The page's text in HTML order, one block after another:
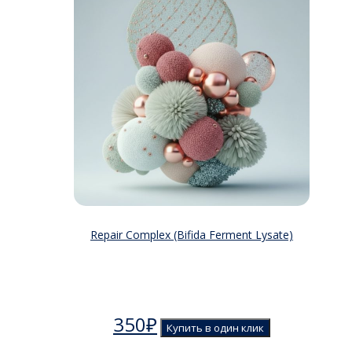
Repair Complex (Bifida Ferment Lysate)
350₽ Купить в один клик